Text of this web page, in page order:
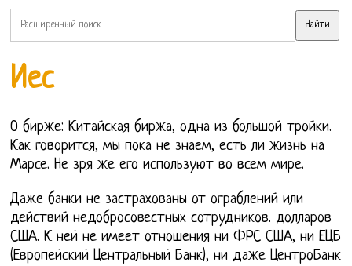
Иес
О бирже: Китайская биржа, одна из большой тройки.
Как говорится, мы пока не знаем, есть ли жизнь на
Марсе. Не зря же его используют во всем мире.
Даже банки не застрахованы от ограблений или
действий недобросовестных сотрудников. долларов
США. К ней не имеет отношения ни ФРС США, ни ЕЦБ
(Европейский Центральный Банк), ни даже ЦентроБанк